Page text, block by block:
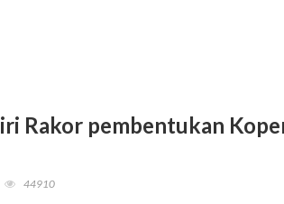
Rakor pembentukan
44910